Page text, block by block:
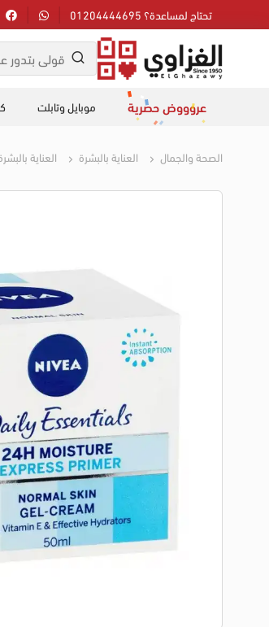
تحتاج لمساعدة؟ 01204444695
عروووض حصرية موبايل وتابلت
الصحة والجمال العناية بالبشرة العناية